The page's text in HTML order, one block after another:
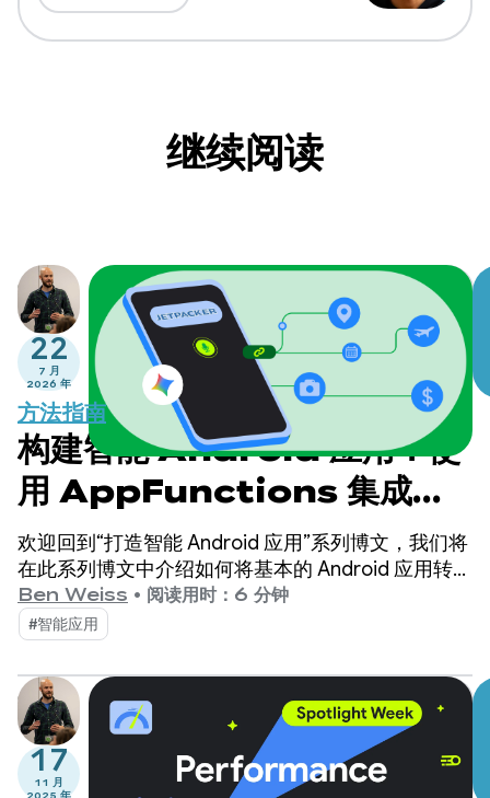
继续阅读
22
7 月
2026 年
方法指南
构建智能 Android 应用：使
用 AppFunctions 集成到
Android 的智能系统中
欢迎回到“打造智能 Android 应用”系列博文，我们将
在此系列博文中介绍如何将基本的 Android 应用转变
为个性化、智能化和智能体化的体验。在之前的博文
中，我们探讨了如何利用 Firebase AI Logic 构建云
托管型和混合型 AI 功能。
Ben Weiss • 阅读用时：6 分钟
#智能应用
17
11 月